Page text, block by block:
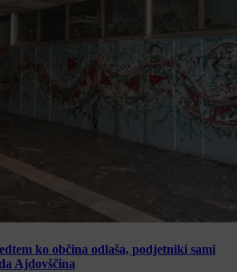
ko občina odlaša, podjetniki sami
Ajdovščina